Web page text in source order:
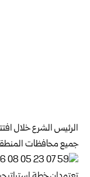
الرئيس الشرع خلال
جميع محافظات